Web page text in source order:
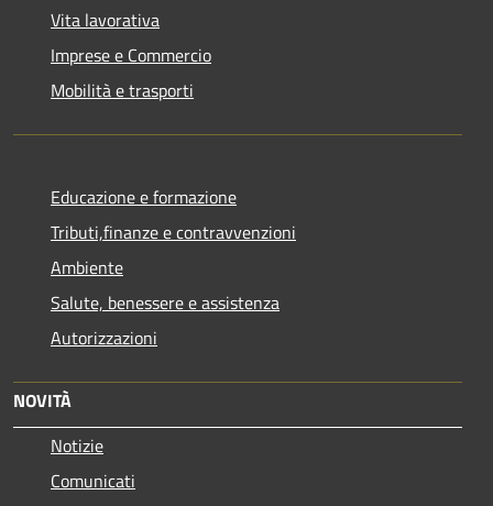
Vita lavorativa
Imprese e Commercio
Mobilità e trasporti
Educazione e formazione
Tributi,finanze e contravvenzioni
Ambiente
Salute, benessere e assistenza
Autorizzazioni
NOVITÀ
Notizie
Comunicati